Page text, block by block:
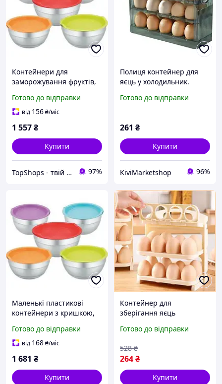
Контейнери для
заморожування фруктів,
контейнери з кришкою
для продуктів NJ-83
Готово до відправки
від 156₴/міс
1 557₴
Купити
TopShops - твій інтернет магазин 97%
Полиця контейнер для
яєць у холодильник.
зберігання яєць на 30 шт.
Готово до відправки
261 ₴
Купити
KiviMarketshop 96%
Маленькі пластикові
контейнери з кришкою,
зберігання, Харчові
контейнери для їжі PC-44
Готово до відправки
від 168₴/міс
1 681 ₴
Купити
Контейнер для
зберігання яєць
холодильника 24 яйця
кухні
Готово до відправки
264₴
528 ₴
Купити